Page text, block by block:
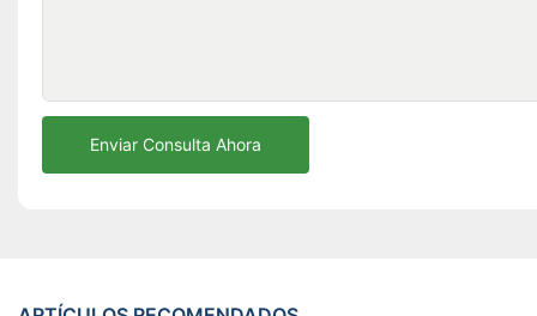
Enviar Consulta Ahora